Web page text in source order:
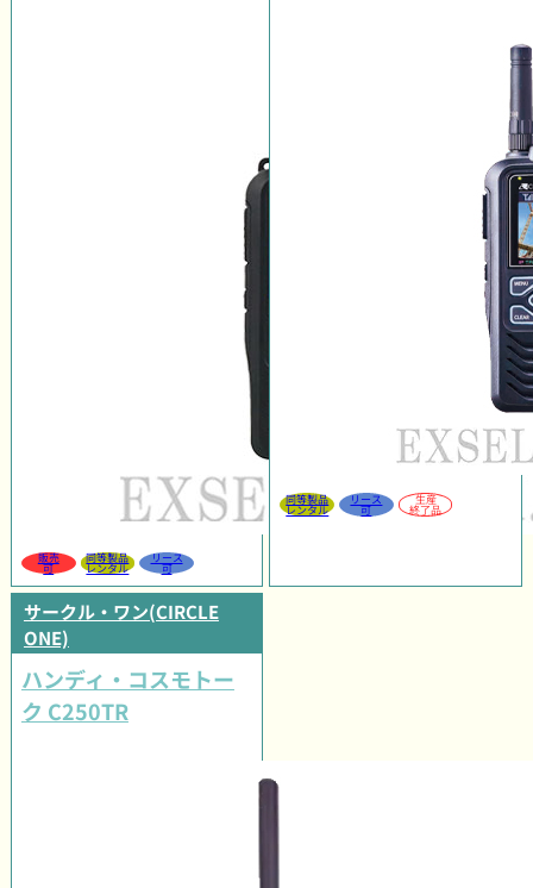
販売
可
同等製品
レンタル
リース
可
同等製品
レンタル
リース
可
生産
終了品
サークル・ワン(CIRCLE
ONE)
ハンディ・コスモトー
ク C250TR